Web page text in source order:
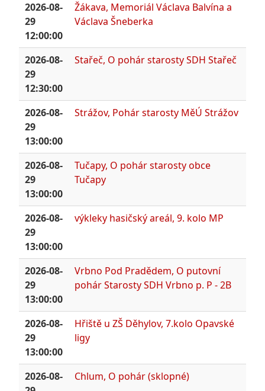
2026-08-
29
12:00:00
Žákava, Memoriál Václava Balvína a
Václava Šneberka
2026-08-
29
12:30:00
Stařeč, O pohár starosty SDH Stařeč
2026-08-
29
13:00:00
Strážov, Pohár starosty MěÚ Strážov
2026-08-
29
13:00:00
Tučapy, O pohár starosty obce
Tučapy
2026-08-
29
13:00:00
výkleky hasičský areál, 9. kolo MP
2026-08-
29
13:00:00
Vrbno Pod Pradědem, O putovní
pohár Starosty SDH Vrbno p. P - 2B
2026-08-
29
13:00:00
Hřiště u ZŠ Děhylov, 7.kolo Opavské
ligy
2026-08-
Chlum, O pohár (sklopné)